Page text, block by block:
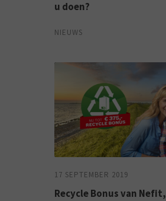
u doen?
NIEUWS
17 SEPTEMBER 2019
Recycle Bonus van